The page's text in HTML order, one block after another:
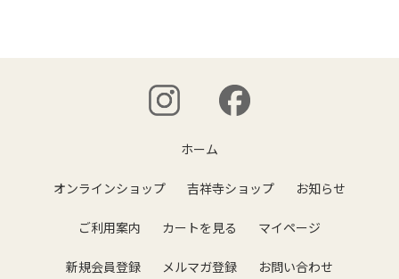
ホーム
オンラインショップ 吉祥寺ショップ お知らせ
ご利用案内 カートを見る マイページ
新規会員登録 メルマガ登録 お問い合わせ